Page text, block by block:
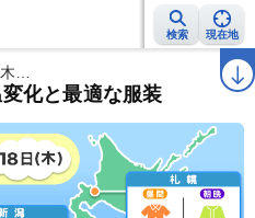
検索 現在地
報 ラ
…
化と最適な服装